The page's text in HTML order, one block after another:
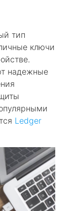
тип
ключи
надежные
Ledger